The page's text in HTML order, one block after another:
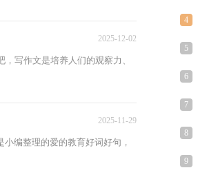
2025-12-02
写作文是培养人们的观察力、
2025-11-29
编整理的爱的教育好词好句，
4
5
6
7
8
9